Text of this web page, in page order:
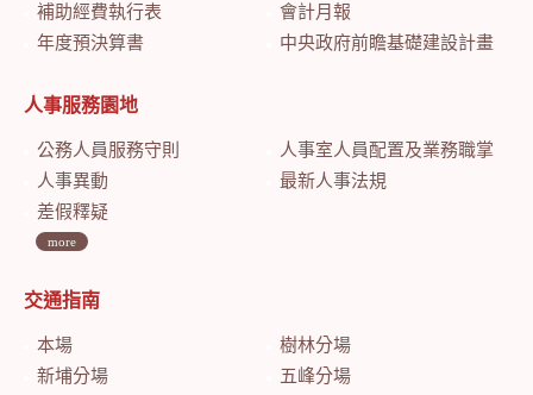
補助經費執行表
會計月報
年度預決算書
中央政府前瞻基礎建設計畫特別預算會計月報
人事服務園地
公務人員服務守則
人事室人員配置及業務職掌
人事異動
最新人事法規
差假釋疑
more
交通指南
本場
樹林分場
新埔分場
五峰分場